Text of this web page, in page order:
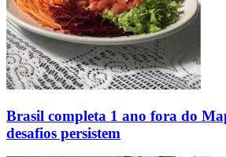
Brasil completa 1 ano fora do
desafios persistem